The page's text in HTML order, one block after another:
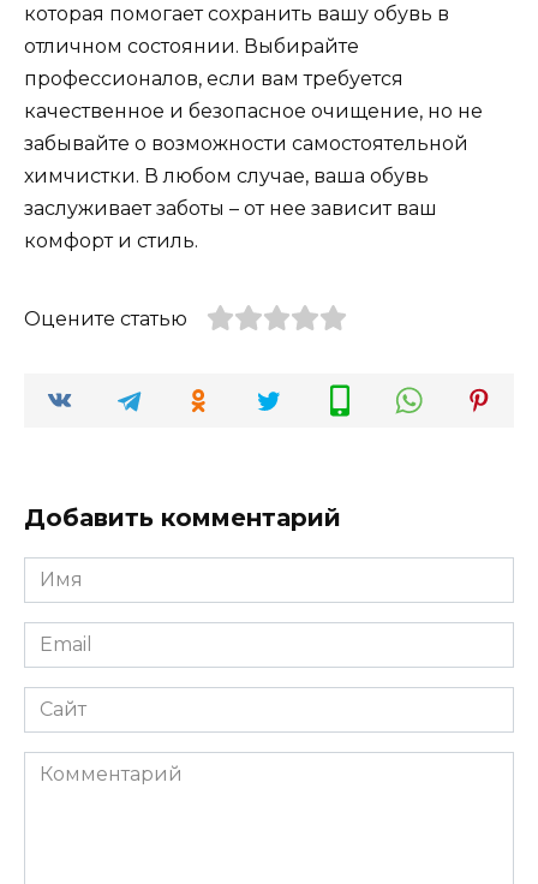
которая помогает сохранить вашу обувь в
отличном состоянии. Выбирайте
профессионалов, если вам требуется
качественное и безопасное очищение, но не
забывайте о возможности самостоятельной
химчистки. В любом случае, ваша обувь
заслуживает заботы – от нее зависит ваш
комфорт и стиль.
Оцените статью
Добавить комментарий
Имя
*
Email
*
Сайт
Комментарий